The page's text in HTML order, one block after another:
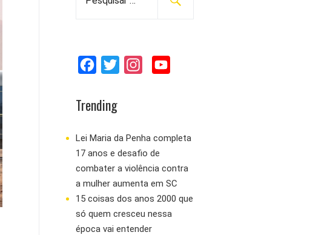
r
o
r
:
c
b
o
o
k
t
e
r
a
g
r
m
u
e
Trending
Lei Maria da Penha completa
17 anos e desafio de
combater a violência contra
a mulher aumenta em SC
15 coisas dos anos 2000 que
só quem cresceu nessa
época vai entender